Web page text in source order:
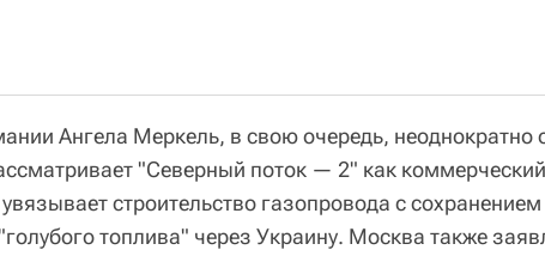
Ангела Меркель, в свою очередь, неоднократно
"Северный поток — 2" как
строительство газопровода с
топлива" через Украину. Москва также